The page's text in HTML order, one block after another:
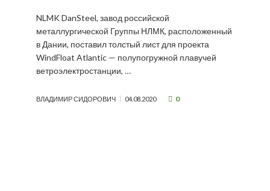
NLMK DanSteel, завод российской
металлургической Группы НЛМК, расположенный
в Дании, поставил толстый лист для проекта
WindFloat Atlantic — полупогружной плавучей
ветроэлектростанции, …
ВЛАДИМИР СИДОРОВИЧ 04.08.2020 0